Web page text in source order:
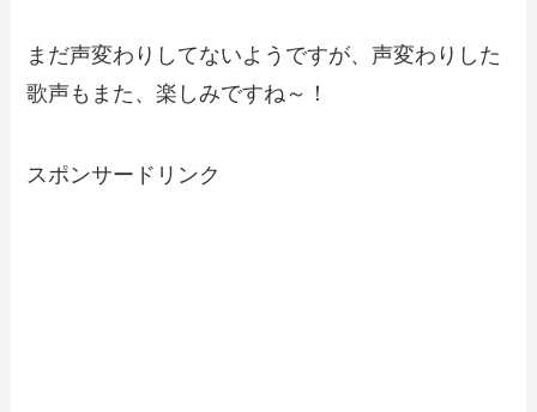
まだ声変わりしてないようですが、声変わりした
歌声もまた、楽しみですね～！
スポンサードリンク